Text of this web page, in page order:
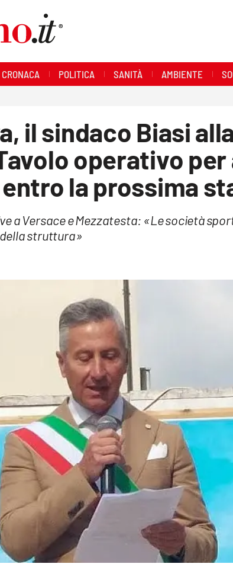
CRONACA POLITICA SANITÀ AMBIENTE
il sindaco Biasi
operativo
la prossima
a Versace e Mezzatesta: «Le società
struttura»